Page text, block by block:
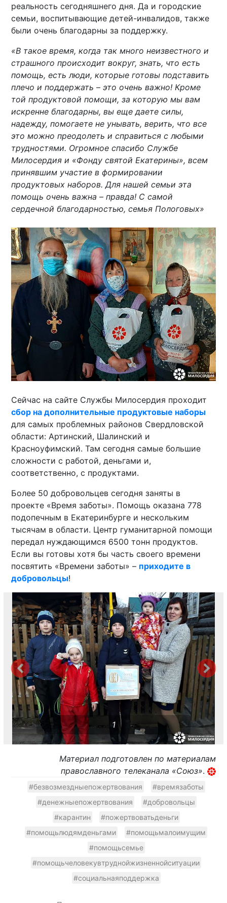
реальность сегодняшнего дня. Да и городские
семьи, воспитывающие детей-инвалидов, также
были очень благодарны за поддержку.
«В такое время, когда так много неизвестного и
страшного происходит вокруг, знать, что есть
помощь, есть люди, которые готовы подставить
плечо и поддержать – это очень важно! Кроме
той продуктовой помощи, за которую мы вам
искренне благодарны, вы еще даете силы,
надежду, помогаете не унывать, верить, что все
это можно преодолеть и справиться с любыми
трудностями. Огромное спасибо Службе
Милосердия и «Фонду святой Екатерины», всем
принявшим участие в формировании
продуктовых наборов. Для нашей семьи эта
помощь очень важна – правда! С самой
сердечной благодарностью, семья Пологовых»
Сейчас на сайте Службы Милосердия проходит
сбор на дополнительные продуктовые наборы
для самых проблемных районов Свердловской
области: Артинский, Шалинский и
Красноуфимский. Там сегодня самые большие
сложности с работой, деньгами и,
соответственно, с продуктами.
Более 50 добровольцев сегодня заняты в
проекте «Время заботы». Помощь оказана 778
подопечным в Екатеринбурге и нескольким
тысячам в области. Центр гуманитарной помощи
передал нуждающимся 6500 тонн продуктов.
Если вы готовы хотя бы часть своего времени
посвятить «Времени заботы» – приходите в
добровольцы!
1
Материал подготовлен по материалам
православного телеканала «Союз».
#безвозмездныепожертвования
#времязаботы
#денежныепожертвования
#добровольцы
#карантин
#пожертвоватьденьги
#помощьлюдямденьгами
#помощьмалоимущим
#помощьсемье
#помощьчеловекувтруднойжизненнойситуации
#социальнаяподдержка